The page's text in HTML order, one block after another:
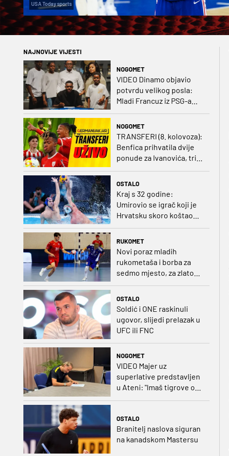
USA Today sports
NAJNOVIJE VIJESTI
NOGOMET
VIDEO Dinamo objavio
potvrdu velikog posla:
Mladi Francuz iz PSG-a
NOGOMET
TRANSFERI (8. kolovoza):
Benfica prihvatila dvije
ponude za Ivanovića, tri
OSTALO
Kraj s 32 godine:
Umirovio se igrač koji je
Hrvatsku skoro koštao
svjetskog zlata
RUKOMET
Novi poraz mladih
rukometaša i borba za
sedmo mjesto, za zlato
se bore Slovenci i
OSTALO
Soldić i ONE raskinuli
ugovor, slijedi prelazak u
UFC ili FNC
NOGOMET
VIDEO Majer uz
superlative predstavljen
u Ateni: "Imaš tigrove oči,
OSTALO
Branitelj naslova siguran
na kanadskom Mastersu